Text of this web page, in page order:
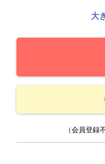
大
（会員登録